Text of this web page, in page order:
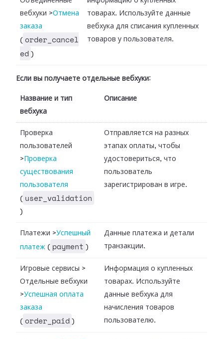
вебхуки >Отмена
заказа
( order_cancel
ed )
товарах. Используйте данные
вебхука для списания купленных
товаров у пользователя.
Если вы получаете отдельные вебхуки:
Название и тип
вебхука
Описание
Проверка
пользователей
> Проверка
существования
пользователя
( user_validation
)
Отправляется на разных
этапах оплаты, чтобы
удостовериться, что
пользователь
зарегистрирован в игре.
Платежи >Успешный
платеж ( payment )
Данные платежа и детали
транзакции.
Игровые сервисы >
Отдельные вебхуки
>Успешная оплата
заказа
( order_paid )
Информация о купленных
товарах. Используйте
данные вебхука для
начисления товаров
пользователю.